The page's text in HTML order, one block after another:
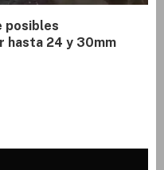
posibles
hasta 24 y 30mm